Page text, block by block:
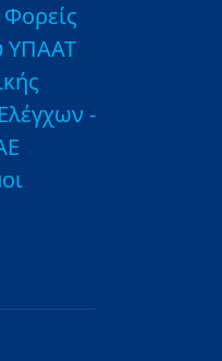
ΥΠΑΑΤ
-